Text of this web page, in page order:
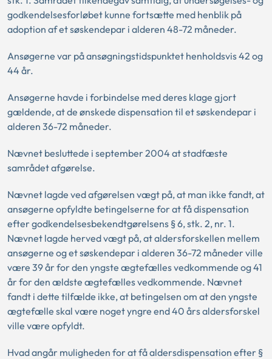
godkendelsesforløbet kunne fortsætte med henblik på
adoption af et søskendepar i alderen 48-72 måneder.
Ansøgerne var på ansøgningstidspunktet henholdsvis 42 og
44 år.
Ansøgerne havde i forbindelse med deres klage gjort
gældende, at de ønskede dispensation til et søskendepar i
alderen 36-72 måneder.
Nævnet besluttede i september 2004 at stadfæste
samrådet afgørelse.
Nævnet lagde ved afgørelsen vægt på, at man ikke fandt, at
ansøgerne opfyldte betingelserne for at få dispensation
efter godkendelsesbekendtgørelsens § 6, stk. 2, nr. 1.
Nævnet lagde herved vægt på, at aldersforskellen mellem
ansøgerne og et søskendepar i alderen 36-72 måneder ville
være 39 år for den yngste ægtefælles vedkommende og 41
år for den ældste ægtefælles vedkommende. Nævnet
fandt i dette tilfælde ikke, at betingelsen om at den yngste
ægtefælle skal være noget yngre end 40 års aldersforskel
ville være opfyldt.
Hvad angår muligheden for at få aldersdispensation efter §